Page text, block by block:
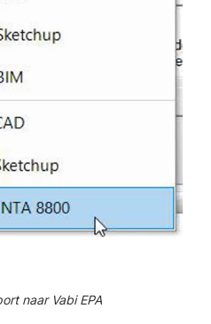
naar Vabi EPA